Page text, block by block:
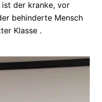
der kranke, vor
behinderte Mensch
Klasse .